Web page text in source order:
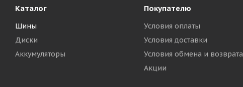
Каталог
Шины
Диски
Аккумуляторы
Покупателю
Условия оплаты
Условия доставки
Условия обмена и возврата
Акции